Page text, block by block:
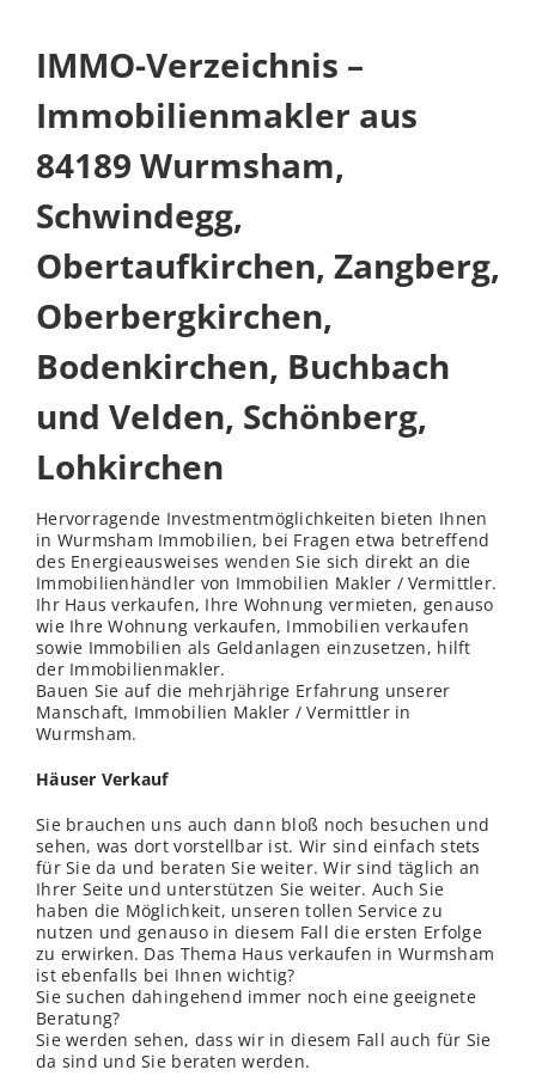
IMMO-Verzeichnis –
Immobilienmakler aus
84189 Wurmsham,
Schwindegg,
Obertaufkirchen, Zangberg,
Oberbergkirchen,
Bodenkirchen, Buchbach
und Velden, Schönberg,
Lohkirchen
Hervorragende Investmentmöglichkeiten bieten Ihnen
in Wurmsham Immobilien, bei Fragen etwa betreffend
des Energieausweises wenden Sie sich direkt an die
Immobilienhändler von Immobilien Makler / Vermittler.
Ihr Haus verkaufen, Ihre Wohnung vermieten, genauso
wie Ihre Wohnung verkaufen, Immobilien verkaufen
sowie Immobilien als Geldanlagen einzusetzen, hilft
der Immobilienmakler.
Bauen Sie auf die mehrjährige Erfahrung unserer
Manschaft, Immobilien Makler / Vermittler in
Wurmsham.
Häuser Verkauf
Sie brauchen uns auch dann bloß noch besuchen und
sehen, was dort vorstellbar ist. Wir sind einfach stets
für Sie da und beraten Sie weiter. Wir sind täglich an
Ihrer Seite und unterstützen Sie weiter. Auch Sie
haben die Möglichkeit, unseren tollen Service zu
nutzen und genauso in diesem Fall die ersten Erfolge
zu erwirken. Das Thema Haus verkaufen in Wurmsham
ist ebenfalls bei Ihnen wichtig?
Sie suchen dahingehend immer noch eine geeignete
Beratung?
Sie werden sehen, dass wir in diesem Fall auch für Sie
da sind und Sie beraten werden.